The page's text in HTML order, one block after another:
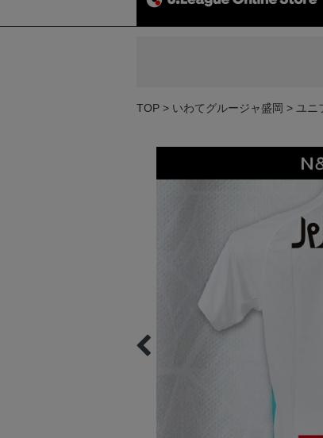
TOP いわてグルージャ盛岡 ユニ